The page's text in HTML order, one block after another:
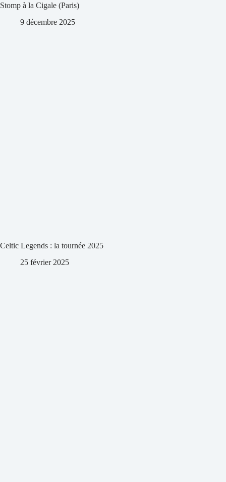
Stomp à la Cigale (Paris)
9 décembre 2025
Celtic Legends : la tournée 2025
25 février 2025